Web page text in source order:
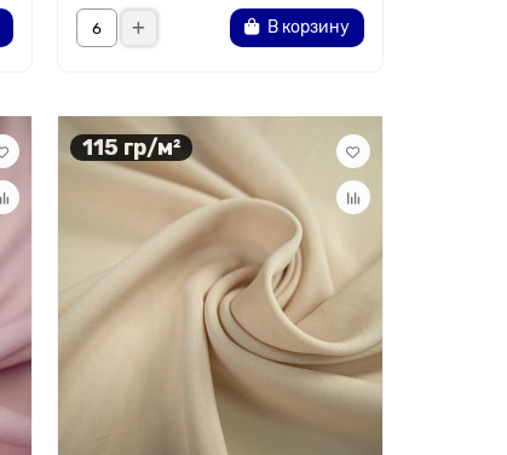
В корзину
115 гр/м²